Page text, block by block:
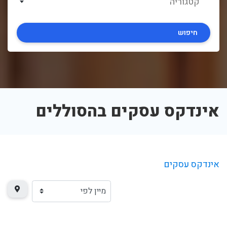
חיפוש
אינדקס עסקים בהסוללים
אינדקס עסקים